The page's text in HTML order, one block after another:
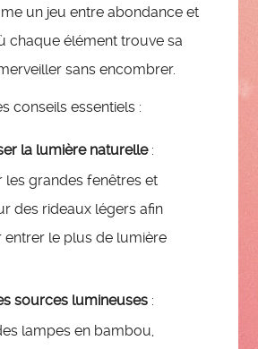
un jeu entre abondance et
chaque élément trouve sa
sans encombrer.
conseils essentiels :
la lumière naturelle:
les grandes fenêtres et
des rideaux légers afin
entrer le plus de lumière
sources lumineuses :
lampes en bambou,